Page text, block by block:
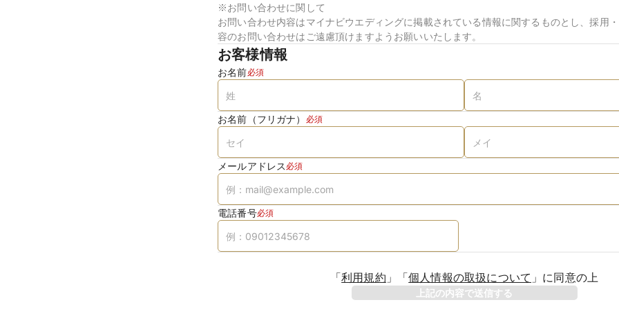
※お問い合わせに関して
お問い合わせ内容はマイナビウエディングに掲載されている情報に関するものとし、採用
容のお問い合わせはご遠慮頂けますようお願いいたします。
お客様情報
お名前必須
お名前（フリガナ） 必須
メールアドレス 必須
電話番号必須
「利用規約 」 「個人情報の取扱について 」 に同意の上
上記の内容で送信する